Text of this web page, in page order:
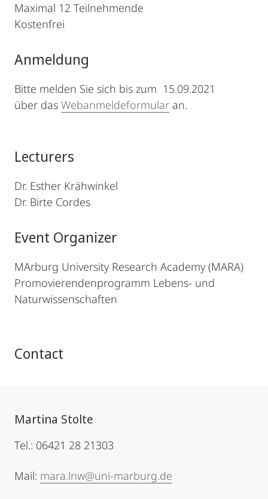
Maximal 12 Teilnehmende
Kostenfrei
Anmeldung
Bitte melden Sie sich bis zum 15.09.2021
über das Webanmeldeformular an.
Lecturers
Dr. Esther Krähwinkel
Dr. Birte Cordes
Event Organizer
MArburg University Research Academy (MARA)
Promovierendenprogramm Lebens- und
Naturwissenschaften
Contact
Martina Stolte
Tel.: 06421 28 21303
Mail: mara.lnw@uni-marburg.de